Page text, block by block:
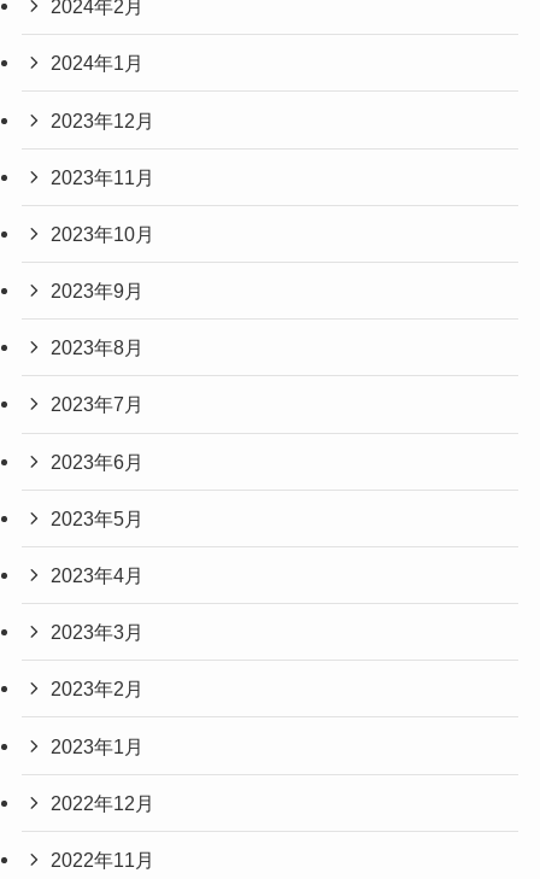
2024年2月
2024年1月
2023年12月
2023年11月
2023年10月
2023年9月
2023年8月
2023年7月
2023年6月
2023年5月
2023年4月
2023年3月
2023年2月
2023年1月
2022年12月
2022年11月